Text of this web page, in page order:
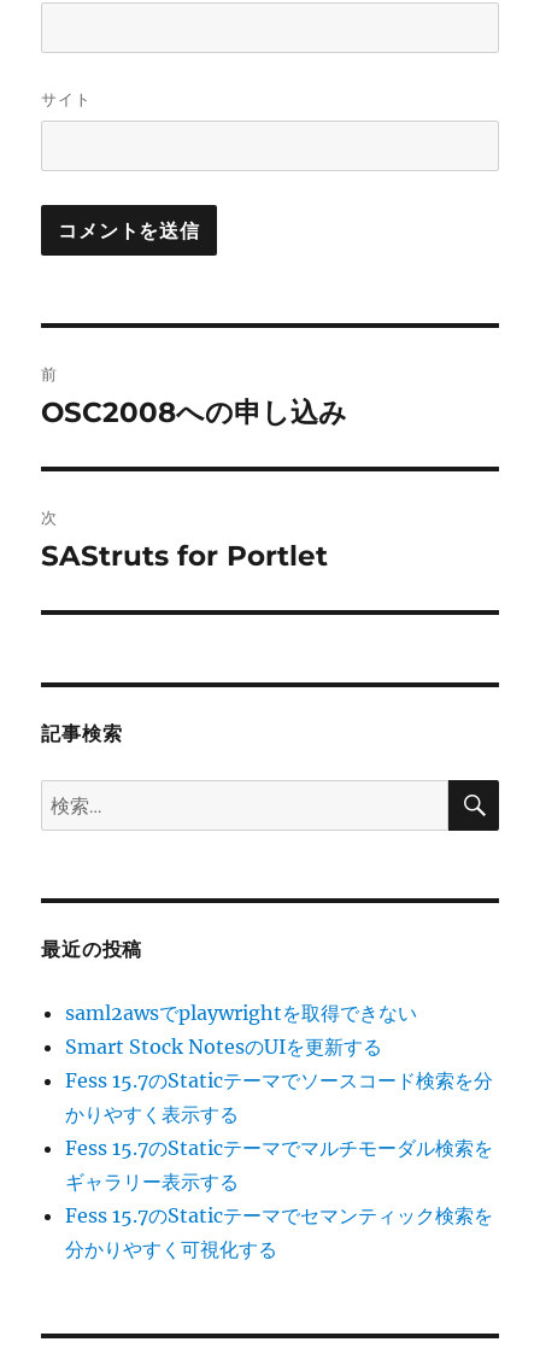
サイト
稿
ビ
ゲ
ー
前
前
投
稿:
OSC2008への申し込み
次
次
投
SAStruts for Portlet
記事検索
検
索:
検
最近の投稿
saml2awsでplaywrightを取得できない
Smart Stock NotesのUIを更新する
Fess 15.7のStaticテーマでソースコード検索を分
かりやすく表示する
Fess 15.7のStaticテーマでマルチモーダル検索を
ギャラリー表示する
Fess 15.7のStaticテーマでセマンティック検索を
分かりやすく可視化する